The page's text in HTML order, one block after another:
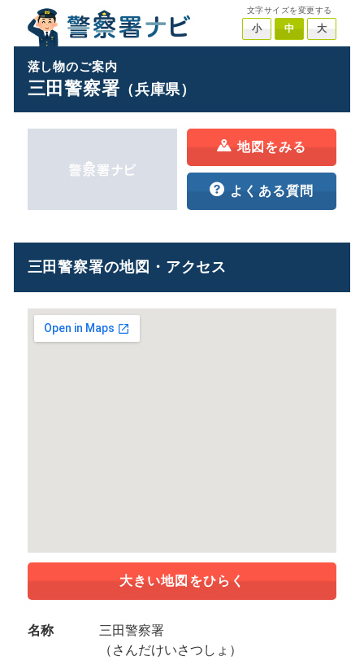
文字サイズを変更する
小 中 大
落し物のご案内
三田警察署（兵庫県）
地図をみる
よくある質問
三田警察署の地図・アクセス
大きい地図をひらく
名称
三田警察署
（さんだけいさつしょ）